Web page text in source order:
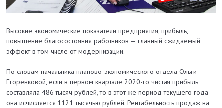
Высокие экономические показатели предприятия, прибыль,
повышение благосостояния работников — главный ожидаемый
эффект в том числе от модернизации.
По словам начальника планово-экономического отдела Ольги
Егоренковой, если в первом квартале 2020-го чистая прибыль
составляла 486 тысяч рублей, то в этот же период текущего года
она исчисляется 1121 тысячью рублей. Рентабельность продаж на